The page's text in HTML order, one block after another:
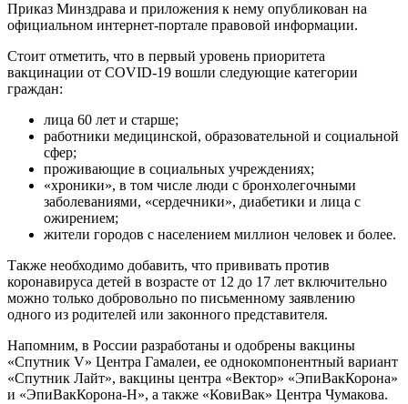
Приказ Минздрава и приложения к нему опубликован на
официальном интернет-портале правовой информации.
Стоит отметить, что в первый уровень приоритета
вакцинации от COVID-19 вошли следующие категории
граждан:
лица 60 лет и старше;
работники медицинской, образовательной и социальной
сфер;
проживающие в социальных учреждениях;
«хроники», в том числе люди с бронхолегочными
заболеваниями, «сердечники», диабетики и лица с
ожирением;
жители городов с населением миллион человек и более.
Также необходимо добавить, что прививать против
коронавируса детей в возрасте от 12 до 17 лет включительно
можно только добровольно по письменному заявлению
одного из родителей или законного представителя.
Напомним, в России разработаны и одобрены вакцины
«Спутник V» Центра Гамалеи, ее однокомпонентный вариант
«Спутник Лайт», вакцины центра «Вектор» «ЭпиВакКорона»
и «ЭпиВакКорона-Н», а также «КовиВак» Центра Чумакова.